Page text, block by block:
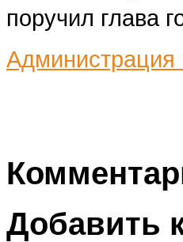
поручил глава
Администрация
Добавить